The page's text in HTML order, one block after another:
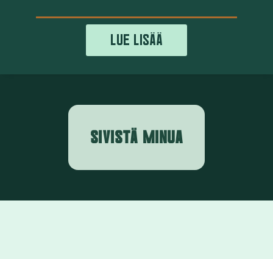
LUE LISÄÄ
SIVISTÄ MINUA